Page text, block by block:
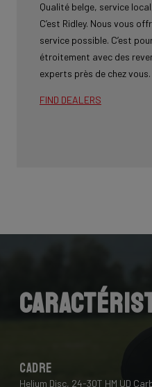
Qualité belge, service
C’est Ridley. Nous vous
service possible. C’est
étroitement avec des
experts près de chez vous.
FIND DEALERS
Cadre
Helium Disc, 24-30T HM UD